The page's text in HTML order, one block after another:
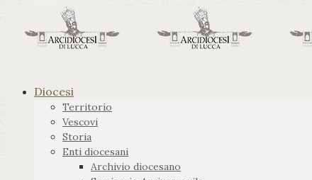
Diocesi
Territorio
Vescovi
Storia
Enti diocesani
Archivio diocesano